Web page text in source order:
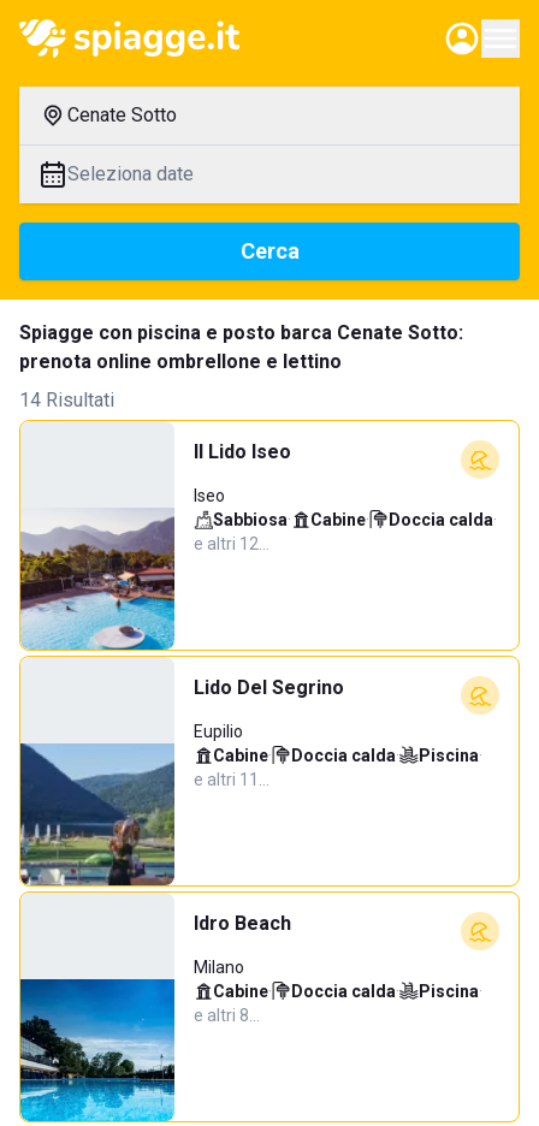
Cenate Sotto
Seleziona date
Cerca
Spiagge con piscina e posto barca Cenate Sotto:
prenota online ombrellone e lettino
14 Risultati
Il Lido Iseo
Iseo
Sabbiosa· Cabine· Doccia calda·
e altri 12…
Lido Del Segrino
Eupilio
Cabine· Doccia calda· Piscina·
e altri 11…
Idro Beach
Milano
Cabine· Doccia calda· Piscina·
e altri 8…